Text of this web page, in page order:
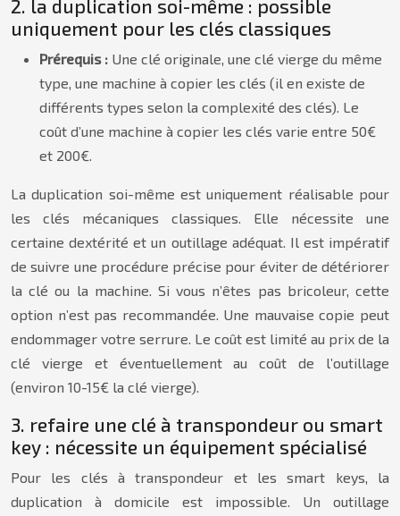
2. la duplication soi-même : possible
uniquement pour les clés classiques
Prérequis : Une clé originale, une clé vierge du même
type, une machine à copier les clés (il en existe de
différents types selon la complexité des clés). Le
coût d’une machine à copier les clés varie entre 50€
et 200€.
La duplication soi-même est uniquement réalisable pour
les clés mécaniques classiques. Elle nécessite une
certaine dextérité et un outillage adéquat. Il est impératif
de suivre une procédure précise pour éviter de détériorer
la clé ou la machine. Si vous n’êtes pas bricoleur, cette
option n’est pas recommandée. Une mauvaise copie peut
endommager votre serrure. Le coût est limité au prix de la
clé vierge et éventuellement au coût de l’outillage
(environ 10-15€ la clé vierge).
3. refaire une clé à transpondeur ou smart
key : nécessite un équipement spécialisé
Pour les clés à transpondeur et les smart keys, la
duplication à domicile est impossible. Un outillage